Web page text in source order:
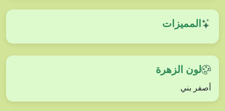
المميزات
لون الزهرة
أصفر بني